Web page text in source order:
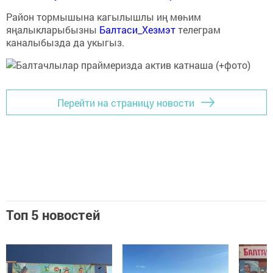
Район тормышына кагылышлы иң мөһим
яңалыкларыбызны Балтаси_Хезмэттелеграм
каналыбызда да укыгыз.
Перейти на страницу новости
Топ 5 новостей